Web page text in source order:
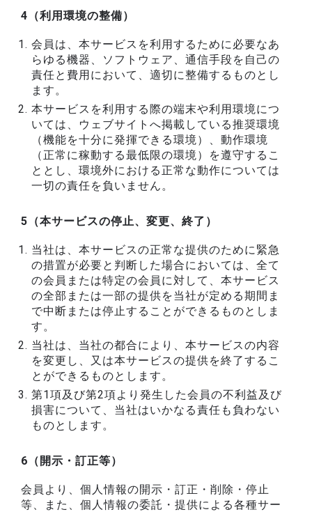
4（利用環境の整備）
会員は、本サービスを利用するために必要なあ
らゆる機器、ソフトウェア、通信手段を自己の
責任と費用において、適切に整備するものとし
ます。
本サービスを利用する際の端末や利用環境につ
いては、ウェブサイトへ掲載している推奨環境
（機能を十分に発揮できる環境）、動作環境
（正常に稼動する最低限の環境）を遵守するこ
ととし、環境外における正常な動作については
一切の責任を負いません。
5（本サービスの停止、変更、終了）
当社は、本サービスの正常な提供のために緊急
の措置が必要と判断した場合においては、全て
の会員または特定の会員に対して、本サービス
の全部または一部の提供を当社が定める期間ま
で中断または停止することができるものとしま
す。
当社は、当社の都合により、本サービスの内容
を変更し、又は本サービスの提供を終了するこ
とができるものとします。
第1項及び第2項より発生した会員の不利益及び
損害について、当社はいかなる責任も負わない
ものとします。
6（開示・訂正等）
会員より、個人情報の開示・訂正・削除・停止
等、また、個人情報の委託・提供による各種サー